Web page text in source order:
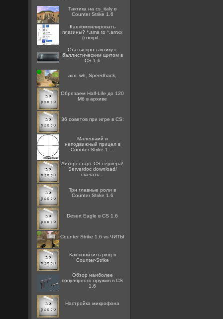
Тактика на cs_italy в
Counter Strike 1.6
Как компилировать
плагины? *.sma to *.amxx
(compil...
Статья про тактику с
баллистическим щитом в
CS 1.6
aim, wh, Speedhack,
Обрезаем Half-Life до 120
Мб в архиве
36 советов при игре в CS:
Маленький и
неподвижный прицел в
Counter Strike 1....
Авторестарт CS сервера!
Serverdoc download/
скачать...
Три главные роли в
Counter Strike 1.6
Desert Eagle в CS 1.6
Counter Strike 1.6 vs ЧИТЫ
Как понизить ping в
Counter-Strike
Обзор наиболее
популярного оружия в CS
1.6
Настройка микрофона